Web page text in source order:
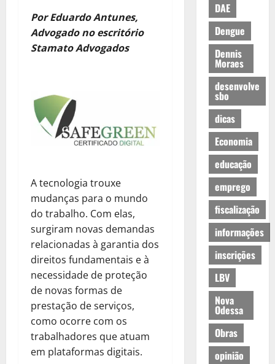
Por Eduardo Antunes,
Advogado no escritório
Stamato Advogados
A tecnologia trouxe
mudanças para o mundo
do trabalho. Com elas,
surgiram novas demandas
relacionadas à garantia dos
direitos fundamentais e à
necessidade de proteção
de novas formas de
prestação de serviços,
como ocorre com os
trabalhadores que atuam
em plataformas digitais.
DAE
Dengue
Dennis
Moraes
desenvolve
sbo
dicas
Economia
educação
emprego
fiscalização
informações
inscrições
LBV
Nova
Odessa
Obras
opinião